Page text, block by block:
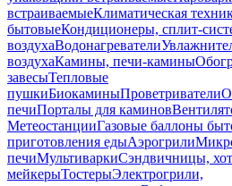
встраиваемыеКлиматическая
бытовыеКондиционеры, сплит-
воздухаВодонагреватели
воздухаКамины, печи-камины
завесыТепловые
пушкиБиокаминыПроветриватели
печиПорталы для каминов
МетеостанцииГазовые баллоны
приготовления едыАэрогрили
печиМультиваркиСэндвичницы,
мейкерыТостерыЭлектрогрили,